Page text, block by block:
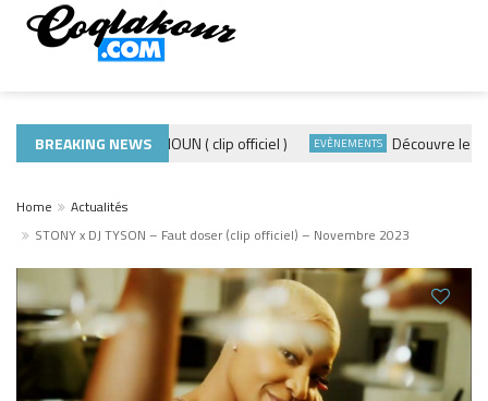
BREAKING NEWS
ADE440 – GRAMOUN ( clip officiel ) EVÈNEMENTS Découvre les
Home
Actualités
STONY x DJ TYSON – Faut doser (clip officiel) – Novembre 2023